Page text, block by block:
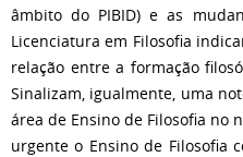
âmbito do PIBID) e as
Licenciatura em Filosofia
relação entre a formação
Sinalizam, igualmente, uma
área de Ensino de Filosofia no
urgente o Ensino de Filosofia